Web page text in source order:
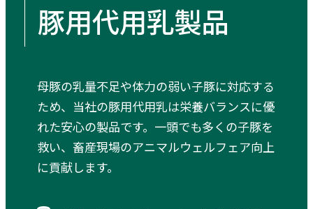
豚用代用乳製品
母豚の乳量不足や体力の弱い子豚に対応する
ため、当社の豚用代用乳は栄養バランスに優
れた安心の製品です。一頭でも多くの子豚を
救い、畜産現場のアニマルウェルフェア向上
に貢献します。